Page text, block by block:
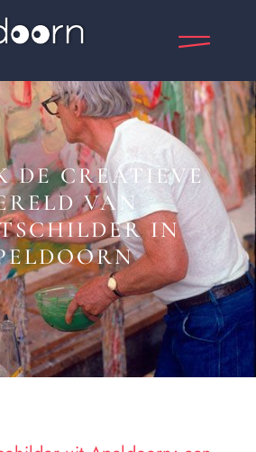
DE CREATIEVE
VAN
IN